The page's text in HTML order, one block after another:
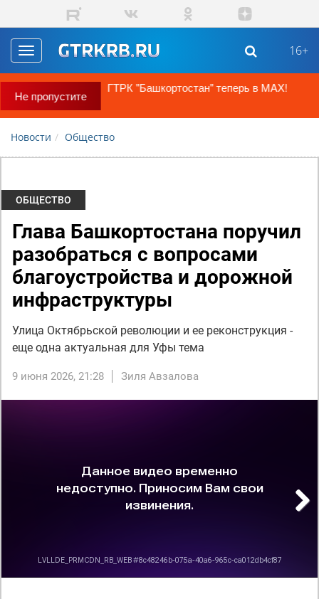
Перейти к основному содержанию
Toggle
navigation
16+
Не пропустите
ГТРК "Башкортостан" теперь в MAX!
Новости Общество
ОБЩЕСТВО
Глава Башкортостана поручил
разобраться с вопросами
благоустройства и дорожной
инфраструктуры
Улица Октябрьской революции и ее реконструкция -
еще одна актуальная для Уфы тема
9 июня 2026, 21:28 Зиля Авзалова